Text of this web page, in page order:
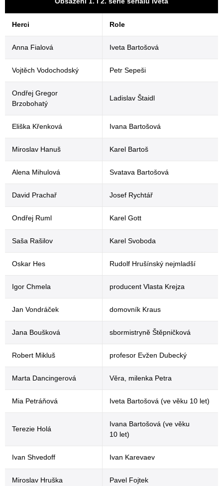
Herci Role
Anna Fialová Iveta Bartošová
Vojtěch Vodochodský Petr Sepeši
Ondřej Gregor
Brzobohatý
Ladislav Štaidl
Eliška Křenková Ivana Bartošová
Miroslav Hanuš Karel Bartoš
Alena Mihulová Svatava Bartošová
David Prachař Josef Rychtář
Ondřej Ruml Karel Gott
Saša Rašilov Karel Svoboda
Oskar Hes Rudolf Hrušínský nejmladší
Igor Chmela producent Vlasta Krejza
Jan Vondráček domovník Kraus
Jana Boušková sbormistryně Štěpničková
Robert Mikluš profesor Evžen Dubecký
Marta Dancingerová Věra, milenka Petra
Mia Petráňová Iveta Bartošová (ve věku 10 let)
Terezie Holá
Ivana Bartošová (ve věku
10 let)
Ivan Shvedoff Ivan Karevaev
Miroslav Hruška Pavel Fojtek